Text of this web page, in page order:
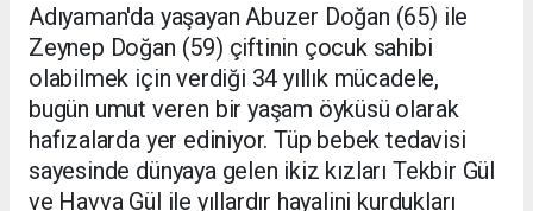
Adıyaman'da yaşayan Abuzer Doğan (65) ile
Zeynep Doğan (59) çiftinin çocuk sahibi
olabilmek için verdiği 34 yıllık mücadele,
bugün umut veren bir yaşam öyküsü olarak
hafızalarda yer ediniyor. Tüp bebek tedavisi
sayesinde dünyaya gelen ikiz kızları Tekbir Gül
ve Havva Gül ile yıllardır hayalini kurdukları